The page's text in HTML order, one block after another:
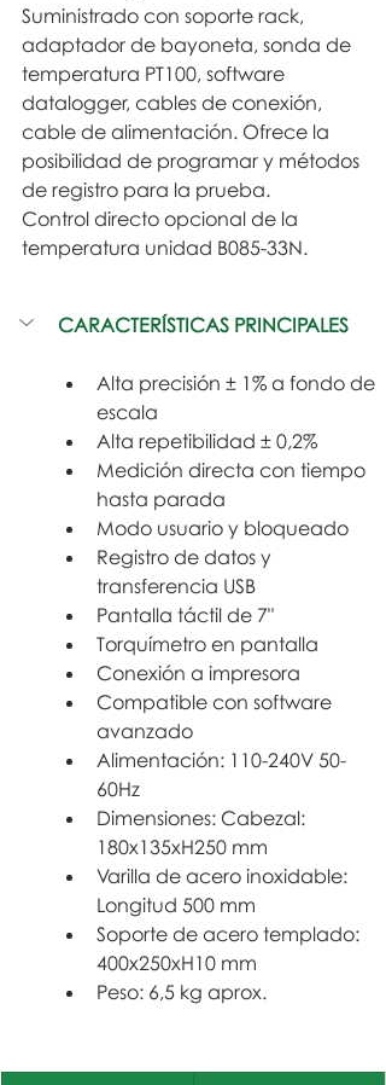
Suministrado con soporte rack,
adaptador de bayoneta, sonda de
temperatura PT100, software
datalogger, cables de conexión,
cable de alimentación. Ofrece la
posibilidad de programar y métodos
de registro para la prueba.
Control directo opcional de la
temperatura unidad B085-33N.
CARACTERÍSTICAS PRINCIPALES
Alta precisión ± 1% a fondo de
escala
Alta repetibilidad ± 0,2%
Medición directa con tiempo
hasta parada
Modo usuario y bloqueado
Registro de datos y
transferencia USB
Pantalla táctil de 7"
Torquímetro en pantalla
Conexión a impresora
Compatible con software
avanzado
Alimentación: 110-240V 50-
60Hz
Dimensiones: Cabezal:
180x135xH250 mm
Varilla de acero inoxidable:
Longitud 500 mm
Soporte de acero templado:
400x250xH10 mm
Peso: 6,5 kg aprox.